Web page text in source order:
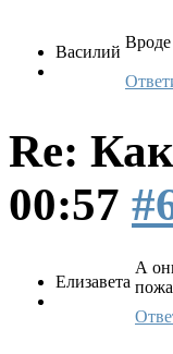
Василий
Вроде
Re:
00:57
Елизавета
А